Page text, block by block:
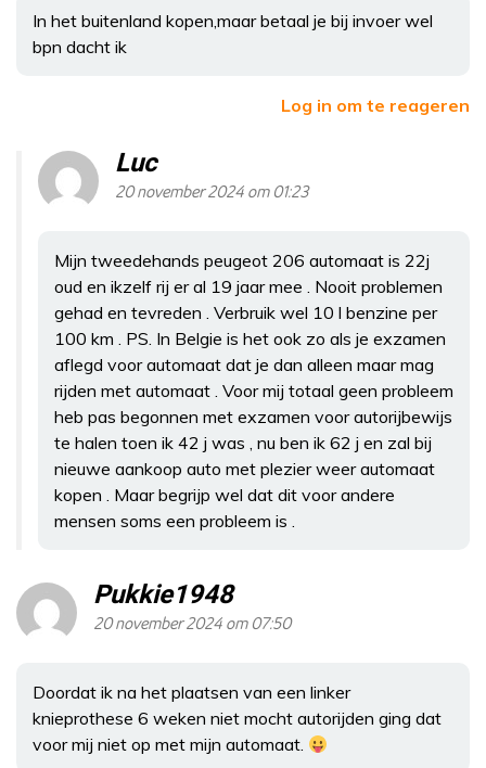
In het buitenland kopen,maar betaal je bij invoer wel
bpn dacht ik
Log in om te reageren
Luc
20 november 2024 om 01:23
Mijn tweedehands peugeot 206 automaat is 22j
oud en ikzelf rij er al 19 jaar mee . Nooit problemen
gehad en tevreden . Verbruik wel 10 l benzine per
100 km . PS. In Belgie is het ook zo als je exzamen
aflegd voor automaat dat je dan alleen maar mag
rijden met automaat . Voor mij totaal geen probleem
heb pas begonnen met exzamen voor autorijbewijs
te halen toen ik 42 j was , nu ben ik 62 j en zal bij
nieuwe aankoop auto met plezier weer automaat
kopen . Maar begrijp wel dat dit voor andere
mensen soms een probleem is .
Pukkie1948
20 november 2024 om 07:50
Doordat ik na het plaatsen van een linker
knieprothese 6 weken niet mocht autorijden ging dat
voor mij niet op met mijn automaat.